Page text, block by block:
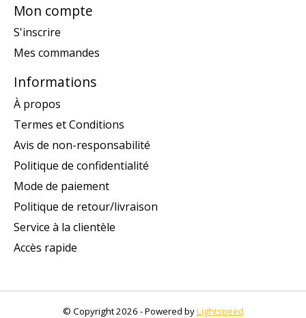
Mon compte
S'inscrire
Mes commandes
Informations
À propos
Termes et Conditions
Avis de non-responsabilité
Politique de confidentialité
Mode de paiement
Politique de retour/livraison
Service à la clientèle
Accès rapide
© Copyright 2026 - Powered byLightspeed